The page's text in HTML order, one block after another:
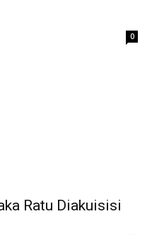
0
Ratu Diakuisisi